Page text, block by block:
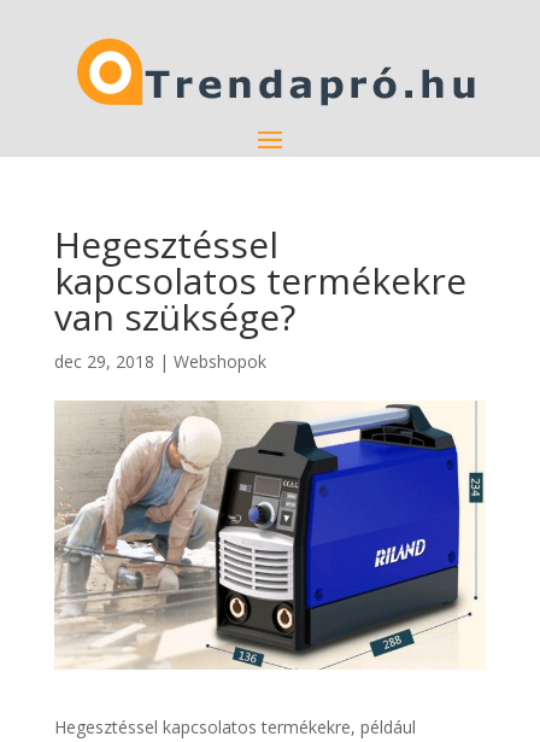
Hegesztéssel
kapcsolatos termékekre
van szüksége?
dec 29, 2018 | Webshopok
Hegesztéssel kapcsolatos termékekre, például